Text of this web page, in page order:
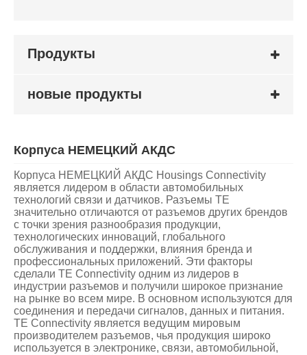
Продукты
новые продукты
Корпуса НЕМЕЦКИЙ АКДС
Корпуса НЕМЕЦКИЙ АКДС Housings Connectivity
является лидером в области автомобильных
технологий связи и датчиков. Разъемы TE
значительно отличаются от разъемов других брендов
с точки зрения разнообразия продукции,
технологических инноваций, глобального
обслуживания и поддержки, влияния бренда и
профессиональных приложений. Эти факторы
сделали TE Connectivity одним из лидеров в
индустрии разъемов и получили широкое признание
на рынке во всем мире. В основном используются для
соединения и передачи сигналов, данных и питания.
TE Connectivity является ведущим мировым
производителем разъемов, чья продукция широко
используется в электронике, связи, автомобильной,